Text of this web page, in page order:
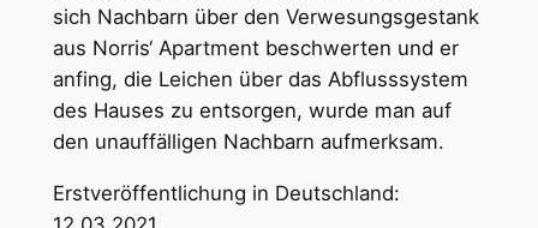
sich Nachbarn über den Verwesungsgestank
aus Norris‘ Apartment beschwerten und er
anfing, die Leichen über das Abflusssystem
des Hauses zu entsorgen, wurde man auf
den unauffälligen Nachbarn aufmerksam.
Erstveröffentlichung in Deutschland: